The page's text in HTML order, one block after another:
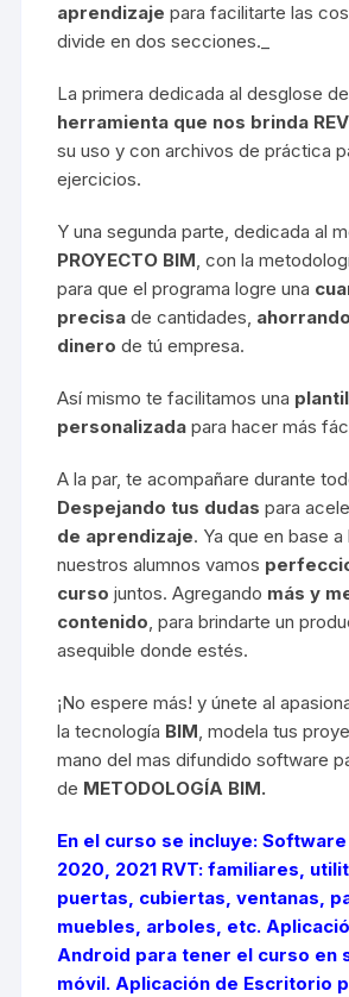
aprendizaje para facilitarte las
divide en dos secciones._
La primera dedicada al desglose
herramienta que nos brinda
su uso y con archivos de práctica
ejercicios.
Y una segunda parte, dedicada al
PROYECTO BIM, con la
para que el programa logre una
precisa de cantidades,
dinero de tú empresa.
Así mismo te facilitamos una
personalizada para hacer más
A la par, te acompañare durante
Despejando tus dudas para
de aprendizaje. Ya que en base
nuestros alumnos vamos
cursojuntos. Agregando más y
contenido, para brindarte un
asequible donde estés.
¡No espere más! y únete al
la tecnología BIM, modela tus
mano del mas difundido software
de METODOLOGÍA BIM.
En el curso se incluye:Software
2020, 2021 RVT: familiares,
puertas, cubiertas, ventanas,
muebles, arboles, etc.
Android para tener el curso en
móvil. Aplicación de Escritorio